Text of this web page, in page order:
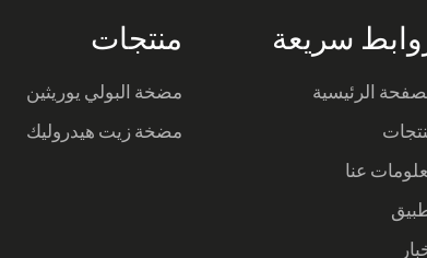
سريعة
الرئيسية
عنا
منتجات
مضخة البولي يوريثين
مضخة زيت هيدروليك